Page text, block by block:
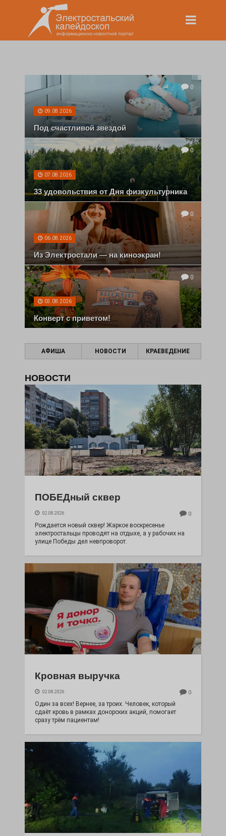
0
09.08.2026
Под счастливой звездой
0
07.08.2026
33 удовольствия от Дня физкультурника
0
06.08.2026
Из Электростали — на киноэкран!
0
03.08.2026
Конверт с приветом!
АФИША НОВОСТИ КРАЕВЕДЕНИЕ
НОВОСТИ
ПОБЕДный сквер
02.08.2026 0
Рождается новый сквер! Жаркое воскресенье
электростальцы проводят на отдыхе, а у рабочих на
улице Победы дел невпроворот.
Кровная выручка
02.08.2026 0
Один за всех! Вернее, за троих. Человек, который
сдаёт кровь в рамках донорских акций, помогает
сразу трём пациентам!